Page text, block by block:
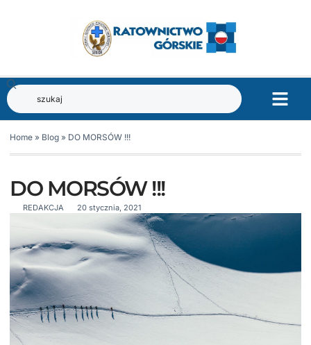
Home » Blog » DO MORSÓW !!!
DO MORSÓW !!!
REDAKCJA 20 stycznia, 2021